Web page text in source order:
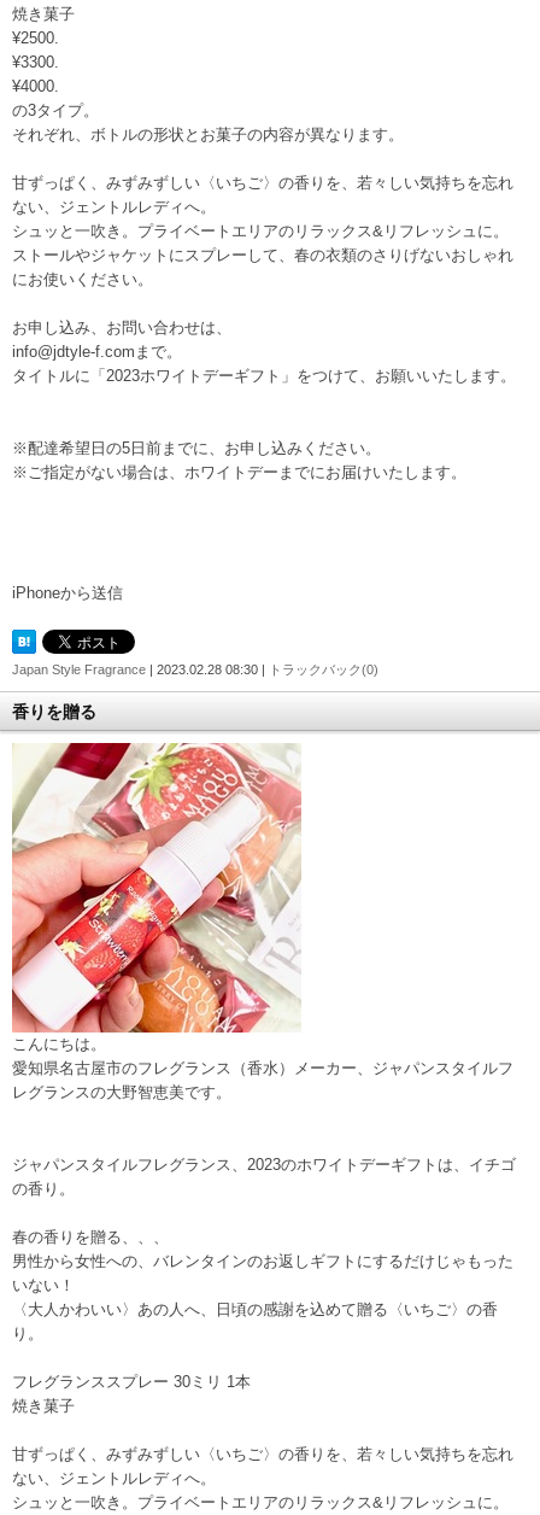
焼き菓子
¥2500.
¥3300.
¥4000.
の3タイプ。
それぞれ、ボトルの形状とお菓子の内容が異なります。
甘ずっぱく、みずみずしい〈いちご〉の香りを、若々しい気持ちを忘れ
ない、ジェントルレディへ。
シュッと一吹き。プライベートエリアのリラックス&リフレッシュに。
ストールやジャケットにスプレーして、春の衣類のさりげないおしゃれ
にお使いください。
お申し込み、お問い合わせは、
info@jdtyle-f.comまで。
タイトルに「2023ホワイトデーギフト」をつけて、お願いいたします。
※配達希望日の5日前までに、お申し込みください。
※ご指定がない場合は、ホワイトデーまでにお届けいたします。
iPhoneから送信
Japan Style Fragrance | 2023.02.28 08:30 | トラックバック(0)
香りを贈る
こんにちは。
愛知県名古屋市のフレグランス（香水）メーカー、ジャパンスタイルフ
レグランスの大野智恵美です。
ジャパンスタイルフレグランス、2023のホワイトデーギフトは、イチゴ
の香り。
春の香りを贈る、、、
男性から女性への、バレンタインのお返しギフトにするだけじゃもった
いない！
〈大人かわいい〉あの人へ、日頃の感謝を込めて贈る〈いちご〉の香
り。
フレグランススプレー 30ミリ 1本
焼き菓子
甘ずっぱく、みずみずしい〈いちご〉の香りを、若々しい気持ちを忘れ
ない、ジェントルレディへ。
シュッと一吹き。プライベートエリアのリラックス&リフレッシュに。